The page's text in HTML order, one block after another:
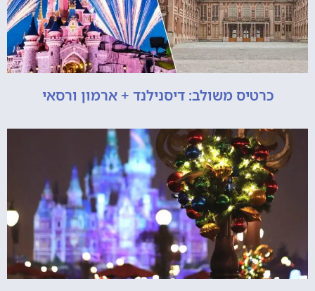
כרטיס משולב: דיסנילנד + ארמון ורסאי